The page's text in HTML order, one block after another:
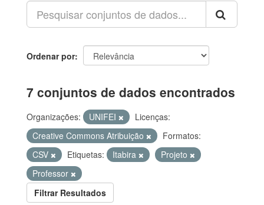
Ordenar por
7 conjuntos de dados encontrados
Organizações: UNIFEI
Licenças:
Creative Commons Atribuição
Formatos:
CSV
Etiquetas: Itabira
Projeto
Professor
Filtrar Resultados